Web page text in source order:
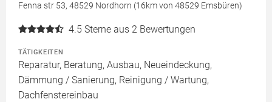
Fenna str 53, 48529 Nordhorn (16km von 48529 Emsbüren)
4.5 Sterne aus 2 Bewertungen
TÄTIGKEITEN
Reparatur, Beratung, Ausbau, Neueindeckung,
Dämmung / Sanierung, Reinigung / Wartung,
Dachfenstereinbau